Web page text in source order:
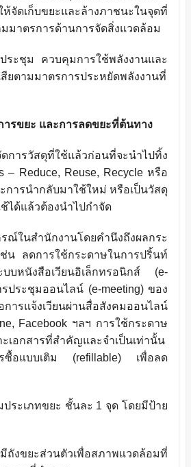
ดเก็บขยะและล้างภาชนะในจุดที่
มาตรการด้านการจัดสิ่งแวดล้อม
ระชุม ควบคุมการใช้พลังงานและ
ยตามมาตรการประหยัดพลังงานที่
ารขยะ และการลดขยะที่ต้นทาง
การวัสดุที่ใช้แล้วก่อนที่จะนำไปทิ้ง
– Reduce, Reuse, Recycleหรือ
การนำกลับมาใช้ใหม่ หรือเป็นวัสดุ
ได้แล้วต้องนำไปกำจัด
ณ์ในสำนักงานโดยคำนึงถึงผลกระ
น ลดการใช้กระดาษในการปริ้นท์
บหนังสือเวียนอิเล็กทรอนิกส์ (e-
รประชุมออนไลน์ (e-meeting)ของ
รแจ้งเวียนผ่านสื่อสังคมออนไลน์
Facebook ฯลฯ การใช้กระดาษ
เอกสารที่สำคัญและจำเป็นเท่านั้น
รซื้อแบบเติม (refillable) เพื่อลด
ประเภทขยะ ชั้นละ 1 จุด โดยมีป้าย
ถังขยะส่วนตัวเพื่อสภาพแวดล้อมที่